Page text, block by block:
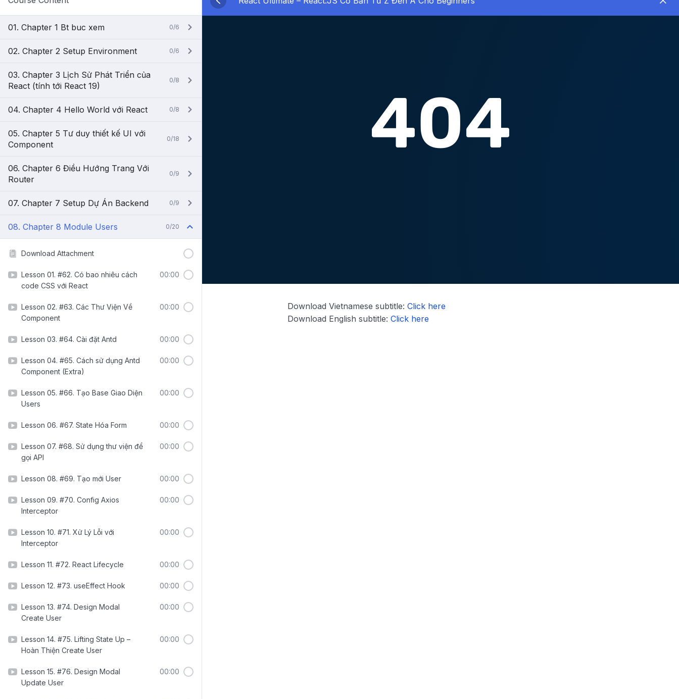
01. Chapter 1 Bt buc xem 0/6
02. Chapter 2 Setup Environment 0/6
03. Chapter 3 Lịch Sử Phát Triển của
React (tính tới React 19)
0/8
04. Chapter 4 Hello World với React 0/8
05. Chapter 5 Tư duy thiết kế UI với
Component
0/18
06. Chapter 6 Điều Hướng Trang Với
Router
0/9
07. Chapter 7 Setup Dự Án Backend 0/9
08. Chapter 8 Module Users 0/20
Download Attachment
Lesson 01. #62. Có bao nhiêu cách
code CSS với React
00:00
Lesson 02. #63. Các Thư Viện Về
Component
00:00
Lesson 03. #64. Cài đặt Antd 00:00
Lesson 04. #65. Cách sử dụng Antd
Component (Extra)
00:00
Lesson 05. #66. Tạo Base Giao Diện
Users
00:00
Lesson 06. #67. State Hóa Form 00:00
Lesson 07. #68. Sử dụng thư viện để
gọi API
00:00
Lesson 08. #69. Tạo mới User 00:00
Lesson 09. #70. Config Axios
Interceptor
00:00
Lesson 10. #71. Xử Lý Lỗi với
Interceptor
00:00
Lesson 11. #72. React Lifecycle 00:00
Lesson 12. #73. useEffect Hook 00:00
Lesson 13. #74. Design Modal
Create User
00:00
Lesson 14. #75. Lifting State Up –
Hoàn Thiện Create User
00:00
Lesson 15. #76. Design Modal
Update User
00:00
Download Vietnamese subtitle:Click here
Download English subtitle:Click here